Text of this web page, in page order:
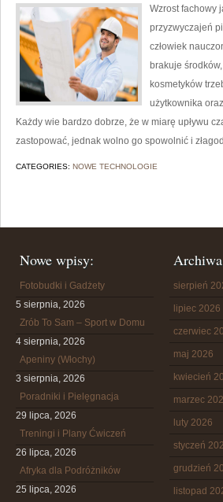
Wzrost fachowy
przyzwyczajeń
człowiek
brakuje
kosmetyków
użytkownika
Każdy wie bardzo dobrze, że w miarę upływu
zastopować, jednak wolno go spowolnić i
CATEGORIES: NOWE TECHNOLOGIE
Nowe wpisy:
Fotobudki i Gadżety
5 sierpnia, 2026
Zrób To Sam – Sport w Domu
4 sierpnia, 2026
Apeniny (Włochy)
3 sierpnia, 2026
Poradniki i Pielęgnacja
29 lipca, 2026
Treningi i Plany Ćwiczeń
26 lipca, 2026
Afryka dla Podróżników
25 lipca, 2026
Archiwa
sierpień
lipiec 2026
czerwiec
maj 2026
kwiecień
marzec
luty 2026
styczeń
grudzień
listopad